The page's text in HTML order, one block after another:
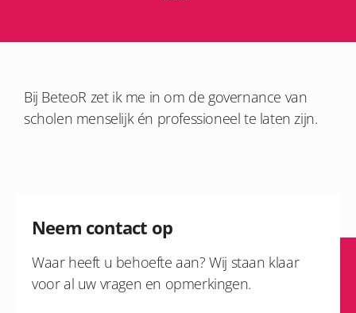
Bij BeteoR zet ik me in om de governance van
scholen menselijk én professioneel te laten zijn.
Neem contact op
Waar heeft u behoefte aan? Wij staan klaar
voor al uw vragen en opmerkingen.